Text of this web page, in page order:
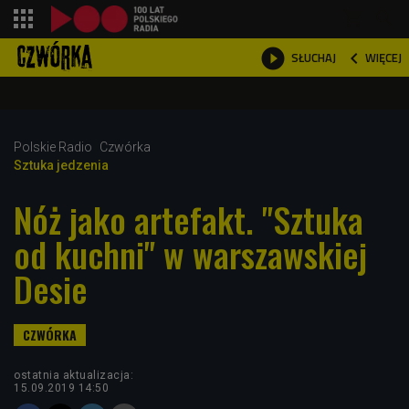
 SŁUCHAJ  WIĘCEJ

Polskie Radio
Czwórka
Sztuka jedzenia
Nóż jako artefakt. "Sztuka
od kuchni" w warszawskiej
Desie
ostatnia aktualizacja:
15.09.2019 14:50